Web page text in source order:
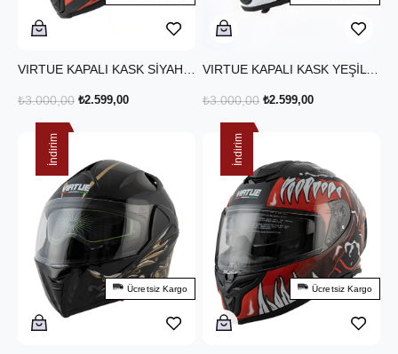
₺2.599,00
₺3.000,00 ₺2.599,00
₺3.000,00
İndirim
Ücretsiz Kargo
İndirim
Ücretsiz Kargo